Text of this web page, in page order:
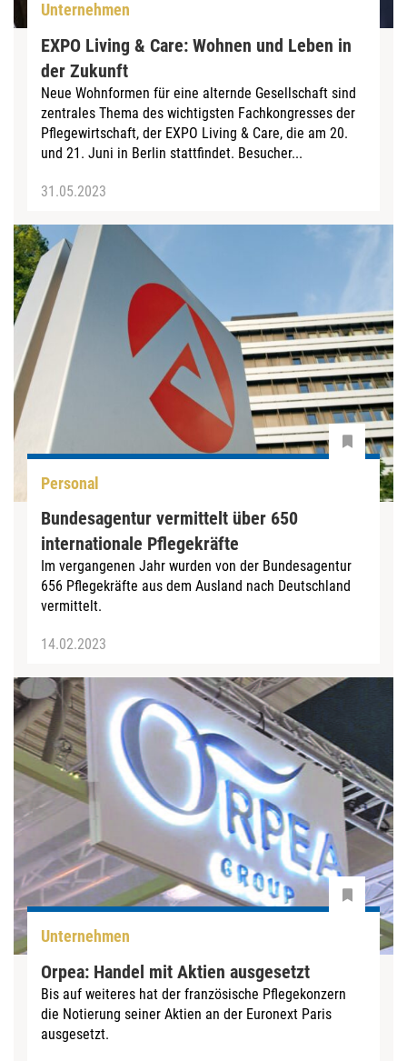
Unternehmen
EXPO Living & Care: Wohnen und Leben in
der Zukunft
Neue Wohnformen für eine alternde Gesellschaft sind
zentrales Thema des wichtigsten Fachkongresses der
Pflegewirtschaft, der EXPO Living & Care, die am 20.
und 21. Juni in Berlin stattfindet. Besucher...
31.05.2023
Personal
Bundesagentur vermittelt über 650
internationale Pflegekräfte
Im vergangenen Jahr wurden von der Bundesagentur
656 Pflegekräfte aus dem Ausland nach Deutschland
vermittelt.
14.02.2023
Unternehmen
Orpea: Handel mit Aktien ausgesetzt
Bis auf weiteres hat der französische Pflegekonzern
die Notierung seiner Aktien an der Euronext Paris
ausgesetzt.